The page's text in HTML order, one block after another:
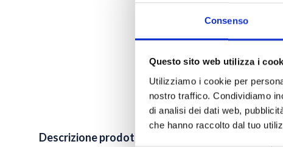
Consenso
Questo sito web utilizza i
Utilizziamo i cookie per
nostro traffico. Condividiamo
di analisi dei dati web,
che hanno raccolto dal tuo
galleria
Descrizione prodotto